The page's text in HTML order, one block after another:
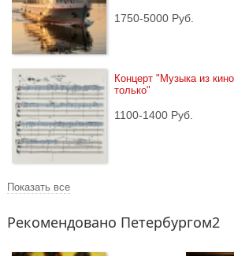
1750-5000 Руб.
Концерт "Музыка из
только"
1100-1400 Руб.
Показать все
Рекомендовано Петербургом2